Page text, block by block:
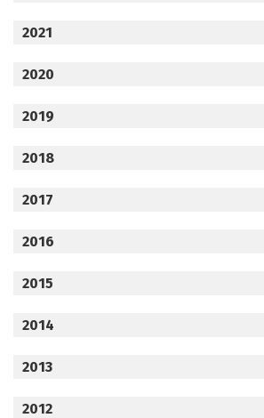
2021
2020
2019
2018
2017
2016
2015
2014
2013
2012